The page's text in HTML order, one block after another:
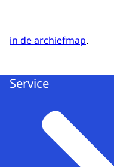
in de archiefmap.
Service